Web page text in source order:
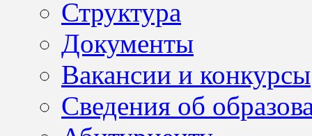
Структура
Документы
Вакансии и конкурсы
Сведения об